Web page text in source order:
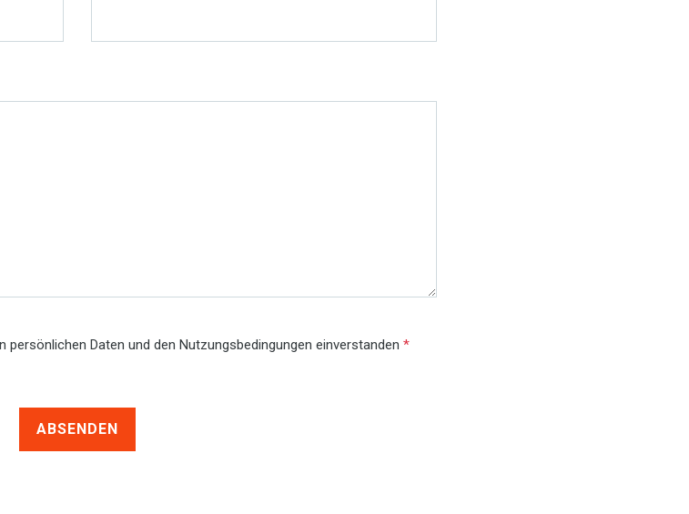
persönlichen Daten und den Nutzungsbedingungen einverstanden *
ABSENDEN